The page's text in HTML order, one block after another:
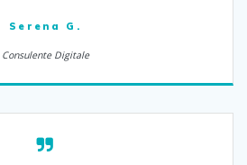
Serena G.
Consulente Digitale